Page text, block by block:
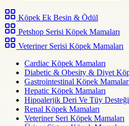
Köpek Ek Besin & Ödül
Petshop Serisi Köpek Mamaları
Veteriner Serisi Köpek Mamaları
Cardiac Köpek Mamaları
Diabetic & Obesity & Diyet
Gastrointestinal Köpek
Hepatic Köpek Mamaları
Hipoalerjik Deri Ve Tüy
Renal Köpek Mamaları
Veteriner Seri Köpek Mamaları